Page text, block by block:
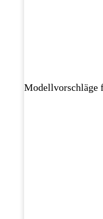
Modellvorschläge